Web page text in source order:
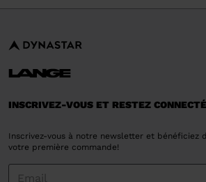
INSCRIVEZ-VOUS ET RESTEZ
Inscrivez-vous à notre newsletter et bénéficiez
votre première commande!